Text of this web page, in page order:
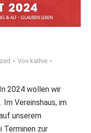
Von kathie
2024 wollen wir
Vereinshaus, im
unserem
Terminen zur